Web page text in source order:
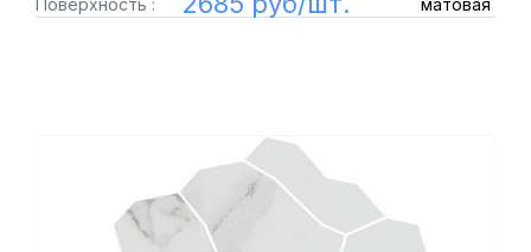
Поверхность :
матовая